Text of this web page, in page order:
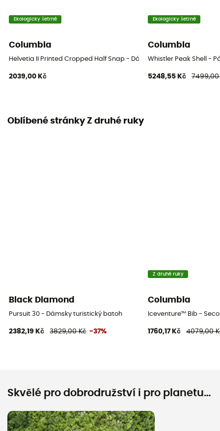
Ekologicky šetrné
Columbia
Helvetia II Printed Cropped Half Snap - Dámská fleesová mikina
2039,00 Kč
Ekologicky šetrné
Columbia
Whistler Peak Shell -
5248,55 Kč 7499,00
Oblíbené stránky Z druhé ruky
Black Diamond
Pursuit 30 - Dámsky turistický batoh
2382,19 Kč 3829,00 Kč -37%
Z druhé ruky
Columbia
Iceventure™ Bib -
1760,17 Kč 4079,00
Skvělé pro dobrodružství i pro planetu…